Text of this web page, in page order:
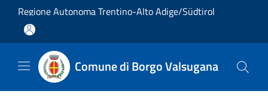
Salta al contenuto principale
Regione Autonoma Trentino-Alto Adige/Südtirol
Comune di Borgo Valsugana